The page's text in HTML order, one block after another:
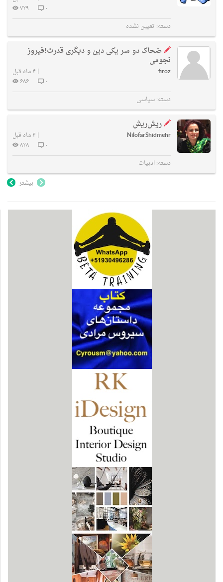
۷۲۹
دسته:تعیین نشده
ضحاک دو سر یکی دین و دیگری قدرت!فیروز
نجومی
firoz
۴ ماه قبل
۶۸۶
دسته:سیاسی
ریش‌ریش
NilofarShidmehr
۴ ماه قبل
۸۲۸
دسته:ادبیات
بیشتر